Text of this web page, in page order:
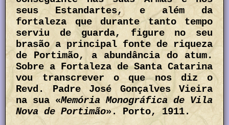
seus Estandartes, e além da
fortaleza que durante tanto tempo
serviu de guarda, figure no seu
brasão a principal fonte de riqueza
de Portimão, a abundância do atum.
Sobre a Fortaleza de Santa Catarina
vou transcrever o que nos diz o
Revd. Padre José Gonçalves Vieira
na sua «Memória Monográfica de Vila
Nova de Portimão». Porto, 1911.